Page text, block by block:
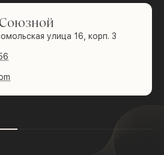
Союзной
улица 16, корп. 3